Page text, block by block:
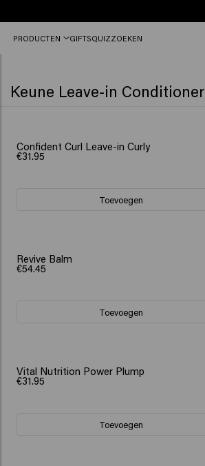
16:30
besteld,
nog
verzonden.
PRODUCTEN GIFTSQUIZZOEKEN
Keune Leave-in Conditioner
Confident Curl Leave-in Curly
€31.95
Toevoegen
Revive Balm
€54.45
Toevoegen
Vital Nutrition Power Plump
€31.95
Toevoegen